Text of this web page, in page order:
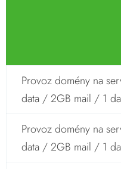
Provoz domény na
data / 2GB mail / 1
Provoz domény na
data / 2GB mail / 1